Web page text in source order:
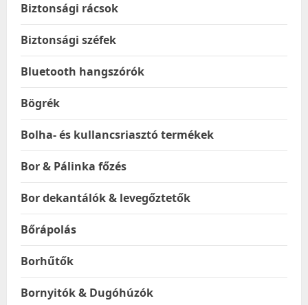
Biztonsági rácsok
Biztonsági széfek
Bluetooth hangszórók
Bögrék
Bolha- és kullancsriasztó termékek
Bor & Pálinka főzés
Bor dekantálók & levegőztetők
Bőrápolás
Borhűtők
Bornyitók & Dugóhúzók